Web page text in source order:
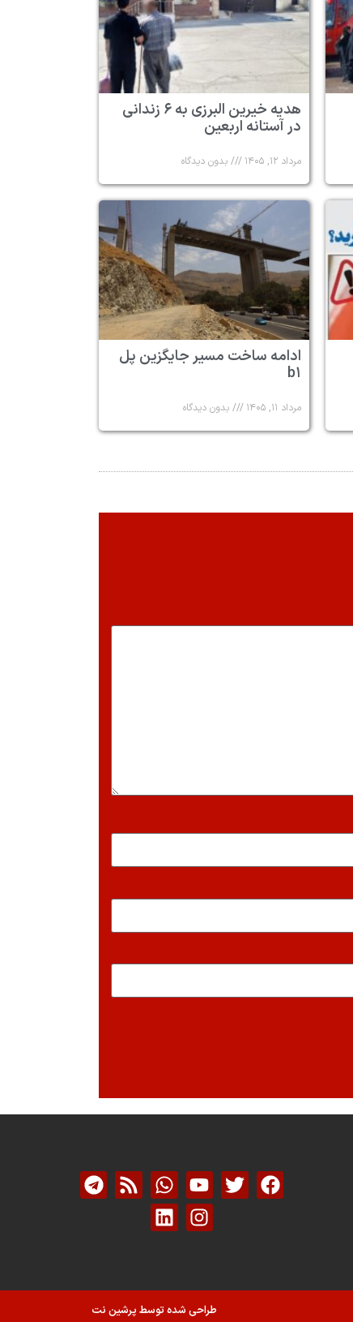
هدیه خیرین البرزی به ۶ زندانی
در آستانه اربعین
مرداد ۱۲, ۱۴۰۵ بدون دیدگاه
ادامه ساخت مسیر جایگزین پل
b۱
مرداد ۱۱, ۱۴۰۵ بدون دیدگاه
طراحی شده توسط پرشین نت